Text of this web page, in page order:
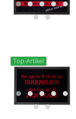
Top-Artikel